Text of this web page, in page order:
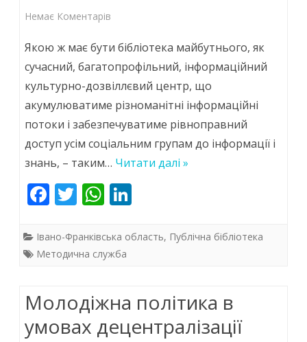
Немає Коментарів
Бібліотека
–
активний
член
Якою ж має бути бібліотека майбутнього, як
сучасний, багатопрофільний, інформаційний
культурно-дозвіллєвий центр, що
акумулюватиме різноманітні інформаційні
потоки і забезпечуватиме рівноправний
доступ усім соціальним групам до інформації і
знань, – таким… Читати далі »
F
e
b
o
k
T
itt
er
W
at
s
p
p
k
n
Івано-Франківська область, Публічна бібліотека
Методична служба
Молодіжна політика в
умовах децентралізації